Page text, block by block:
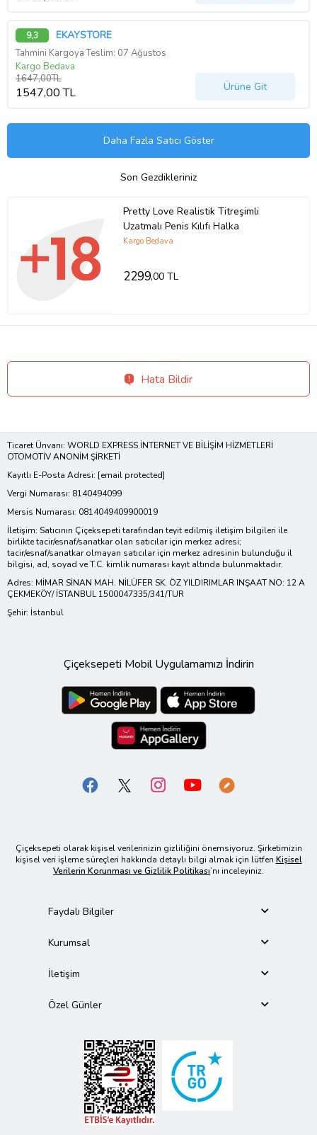
9,3 EKAYSTORE
Tahmini Kargoya Teslim: 07 Ağustos
Kargo Bedava
1647,00TL
1547,00 TL Ürüne Git
Daha Fazla Satıcı Göster
Son Gezdikleriniz
Pretty Love Realistik Titreşimli
Uzatmalı Penis Kılıfı Halka
Kargo Bedava
2299,00 TL
Hata Bildir
Ticaret Ünvanı: WORLD EXPRESS İNTERNET VE BİLİŞİM HİZMETLERİ
OTOMOTİV ANONİM ŞİRKETİ
Kayıtlı E-Posta Adresi: [email protected]
Vergi Numarası: 8140494099
Mersis Numarası: 0814049409900019
İletişim: Satıcının Çiçeksepeti tarafından teyit edilmiş iletişim bilgileri ile
birlikte tacir/esnaf/sanatkar olan satıcılar için merkez adresi;
tacir/esnaf/sanatkar olmayan satıcılar için merkez adresinin bulunduğu il
bilgisi, ad, soyad ve T.C. kimlik numarası kayıt altında bulunmaktadır.
Adres: MİMAR SİNAN MAH. NİLÜFER SK. ÖZ YILDIRIMLAR INŞAAT NO: 12 A
ÇEKMEKÖY/ İSTANBUL 1500047335/341/TUR
Şehir: İstanbul
Çiçeksepeti Mobil Uygulamamızı İndirin
Çiçeksepeti olarak kişisel verilerinizin gizliliğini önemsiyoruz. Şirketimizin
kişisel veri işleme süreçleri hakkında detaylı bilgi almak için lütfen Kişisel
Verilerin Korunması ve Gizlilik Politikası’nı inceleyiniz.
Faydalı Bilgiler
Kurumsal
İletişim
Özel Günler